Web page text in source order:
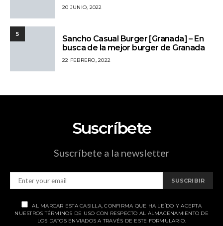
20 JUNIO, 2022
5
Sancho Casual Burger [Granada] – En
busca de la mejor burger de Granada
22 FEBRERO, 2022
Suscríbete
Suscríbete a la newsletter
SUSCRIBIR
AL MARCAR ESTA CASILLA, CONFIRMA QUE HA LEÍDO Y ACEPTA
NUESTROS TÉRMINOS DE USO CON RESPECTO AL ALMACENAMIENTO DE
LOS DATOS ENVIADOS A TRAVÉS DE ESTE FORMULARIO.